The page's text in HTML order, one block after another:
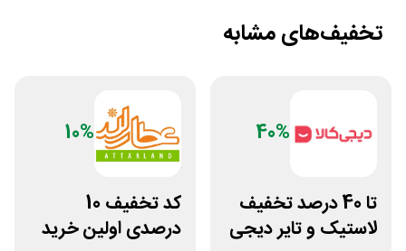
تخفیف‌های مشابه
40%
تا 40 درصد تخفیف
لاستیک و تایر دیجی
10%
کد تخفیف 10
درصدی اولین خرید